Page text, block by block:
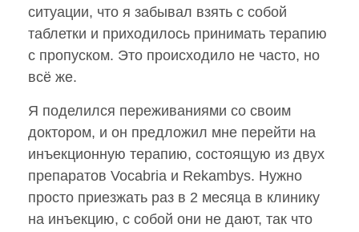
ситуации, что я забывал взять с собой
таблетки и приходилось принимать терапию
с пропуском. Это происходило не часто, но
всё же.
Я поделился переживаниями со своим
доктором, и он предложил мне перейти на
инъекционную терапию, состоящую из двух
препаратов Vocabria и Rekambys. Нужно
просто приезжать раз в 2 месяца в клинику
на инъекцию, с собой они не дают, так что